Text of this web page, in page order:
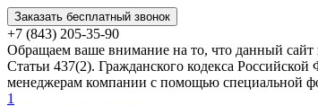
Заказать бесплатный звонок
+7 (843) 205-35-90
Обращаем ваше внимание на то, что данный
Статьи 437(2). Гражданского кодекса
менеджерам компании с помощью специальной
1